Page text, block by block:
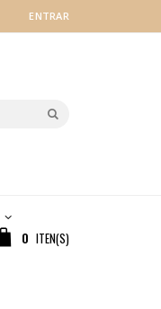
ENTRAR
0 ITEN(S)